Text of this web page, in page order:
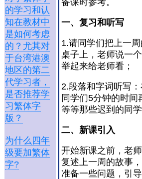
的学习和认
知在教材中
是如何考虑
的？尤其对
于台湾港澳
地区的第二
代学习者，
是否推荐学
习繁体字
版？
为什么四年
级要加繁体
字?
一、复习和听写
1.请同学们把上一
桌子上，老师说一
举起来给老师看；
2.段落和字词听写
同学们5分钟的时间
等等那些迟到的同学
二、新课引入
开始新课之前，老
复述上一周的故事
准备一些问题，引